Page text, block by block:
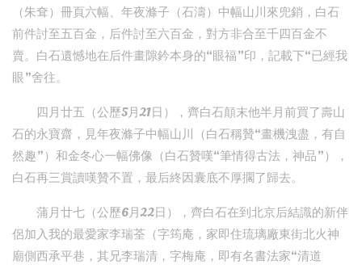
（朱耷）冊頁六幅、年夜滌子（石濤）中幅山川來兜銷，白石
前件討至五百金，后件討至六百金，對方非合至千四百金不
賣。白石遺憾地在后件畫隙鈐本身的“眼福”印，記載下“已經我
眼”舍往。
四月廿五（公歷5月21日），齊白石顛末他半月前買了壽山
石的永寶齋，見年夜滌子中幅山川（白石稱贊“畫機洩盡，有自
然趣”）和金冬心一幅佛像（白石贊嘆“筆情得古法，神品”），
白石再三賞讀嘆贊不置，最后終因囊底不厚擱了歸去。
蒲月廿七（公歷6月22日），齊白石在到北京后結識的新伴
侶加入我的最愛家李瑞荃（字筠庵，家即住琉璃廠東街北火神
廟側西承平巷，其兄李瑞清，字梅庵，即有名書法家“清道